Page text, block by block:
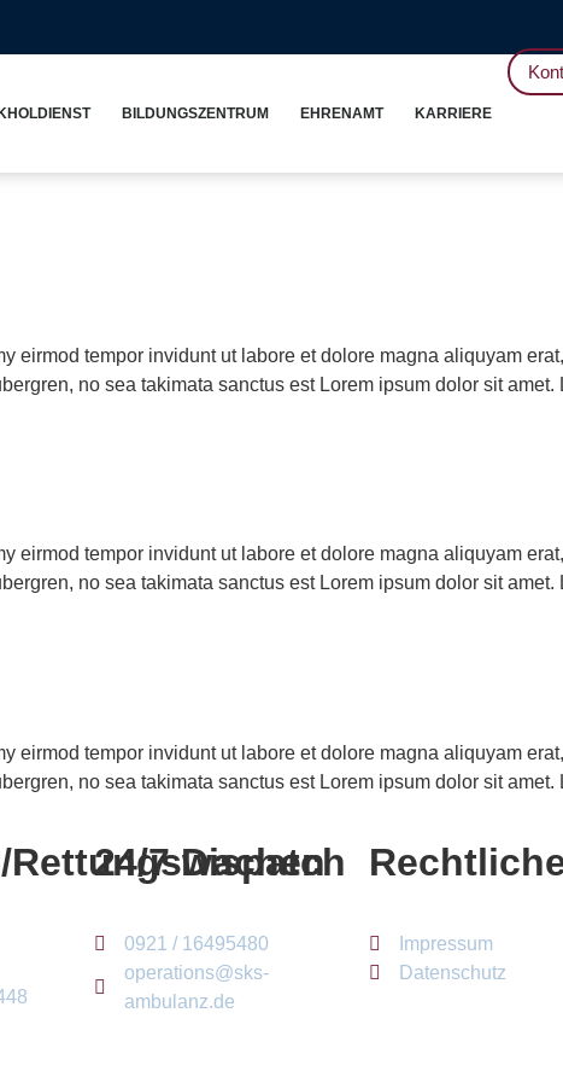
BILDUNGSZENTRUM EHRENAMT KARRIERE
eirmod tempor invidunt ut labore et dolore magna aliquyam
no sea takimata sanctus est Lorem ipsum dolor sit amet.
eirmod tempor invidunt ut labore et dolore magna aliquyam
no sea takimata sanctus est Lorem ipsum dolor sit amet.
eirmod tempor invidunt ut labore et dolore magna aliquyam
no sea takimata sanctus est Lorem ipsum dolor sit amet.
Rettungswachen
24/7 Dispatch
0921 / 16495480
operations@sks-
ambulanz.de
Impressum
Datenschutz